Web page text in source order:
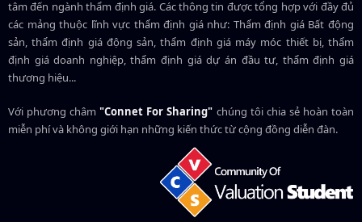
tâm đến ngành thẩm định giá. Các thông tin được tổng hợp với đầy đủ
các mảng thuộc lĩnh vực thẩm định giá như: Thẩm định giá Bất động
sản, thẩm định giá động sản, thẩm định giá máy móc thiết bị, thẩm
định giá doanh nghiệp, thẩm định giá dự án đầu tư, thẩm định giá
thương hiệu...
Với phương châm"Connet For Sharing" chúng tôi chia sẻ hoàn toàn
miễn phí và không giới hạn những kiến thức từ cộng đồng diễn đàn.